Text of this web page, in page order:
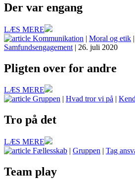
Der var engang
LÆS MERE
Kommunikation | Moral og etik |
Samfundsengagement | 26. juli 2020
Pligten over for andre
LÆS MERE
Gruppen
Hvad tror vi på
Tro på det
LÆS MERE
Fællesskab | Gruppen | Tag
Team play